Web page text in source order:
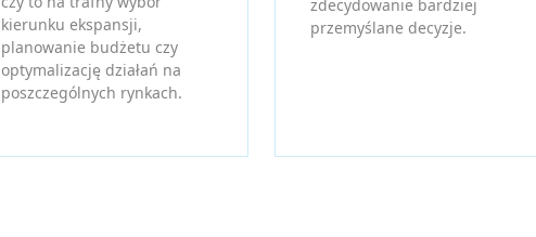
kierunku ekspansji,
planowanie budżetu czy
optymalizację działań na
poszczególnych rynkach.
zdecydowanie bardziej
przemyślane decyzje.